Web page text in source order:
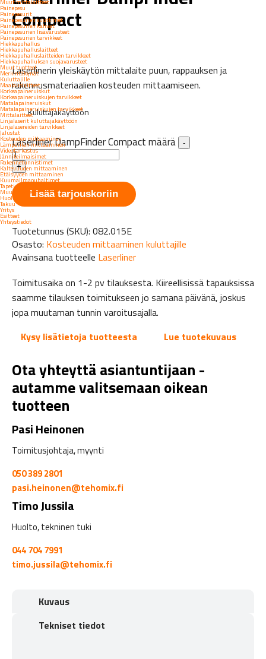
Painepesu
Painepesurit
Painepesurien suuttimet
Painepesurien kahvat
Painepesurien lisävarusteet
Painepesurien tarvikkeet
Hiekkapuhallus
Hiekkapuhalluslaitteet
Hiekkapuhalluslaitteiden tarvikkeet
Hiekkapuhalluksen suojavarusteet
Muut tuotteet
Merkintäkynät
Kuluttajille
Maalauslaitteet
Korkeapaineruiskut
Korkeapaineruiskujen tarvikkeet
Matalapaineruiskut
Matalapaineruiskujen tarvikkeet
Mittalaitteet
Linjalaserit kuluttajakäyttöön
Linjalasereiden tarvikkeet
Jalustat
Kosteuden mittaaminen
Lämpötilan mittaaminen
Videotarkastus
Jänniteilmaisimet
Rakennetunnistimet
Kaltevuuden mittaaminen
Etäisyyden mittaaminen
Kuumailmapuhaltimet
Tapetinirrottimet
Muut tuotteet
Huolto
Takuu
Yritys
Esitteet
Yhteystiedot
Compact
Laserlinerin yleiskäytön mittalaite puun, rappauksen ja
rakennusmateriaalien kosteuden mittaamiseen.
Kuluttajakäyttöön
Laserliner DampFinder Compact määrä -
+
Lisää tarjouskoriin
Tuotetunnus (SKU): 082.015E
Osasto: Kosteuden mittaaminen kuluttajille
Avainsana tuotteelle Laserliner
Toimitusaika on 1-2 pv tilauksesta. Kiireellisissä tapauksissa
saamme tilauksen toimitukseen jo samana päivänä, joskus
jopa muutaman tunnin varoitusajalla.
Kysy lisätietoja tuotteesta
Lue tuotekuvaus
Ota yhteyttä asiantuntijaan -
autamme valitsemaan oikean
tuotteen
Pasi Heinonen
Toimitusjohtaja, myynti
050 389 2801
pasi.heinonen@tehomix.fi
Timo Jussila
Huolto, tekninen tuki
044 704 7991
timo.jussila@tehomix.fi
Kuvaus
Tekniset tiedot